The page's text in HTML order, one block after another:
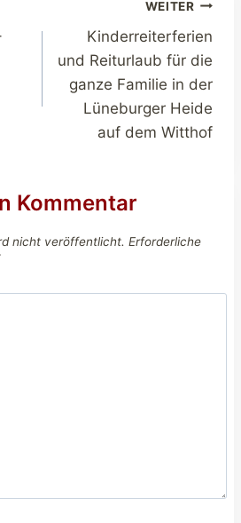
WEITER
Kinderreiterferien
und Reiturlaub für die
ganze Familie in der
Lüneburger Heide
auf dem Witthof
Kommentar
nicht veröffentlicht. Erforderliche